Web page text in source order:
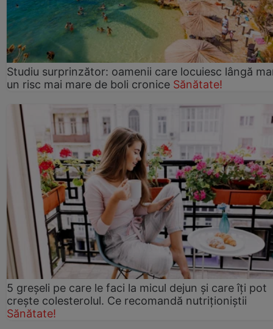
Studiu surprinzător: oamenii care locuiesc lângă
un risc mai mare de boli cronice Sănătate!
5 greșeli pe care le faci la micul dejun și care îți pot
crește colesterolul. Ce recomandă nutriționiștii
Sănătate!